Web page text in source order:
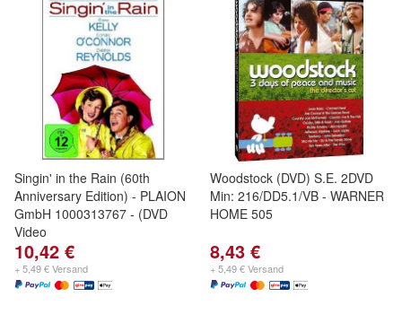
Singin' in the Rain (60th
Anniversary Edition) - PLAION
GmbH 1000313767 - (DVD
Video
10,42 €
+ 5,49 € Versand
Woodstock (DVD) S.E. 2DVD
Min: 216/DD5.1/VB - WARNER
HOME 505
8,43 €
+ 5,49 € Versand